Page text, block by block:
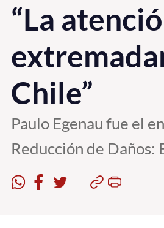
“La
Chile”
Paulo Egenau fue el
Reducción de Daños: